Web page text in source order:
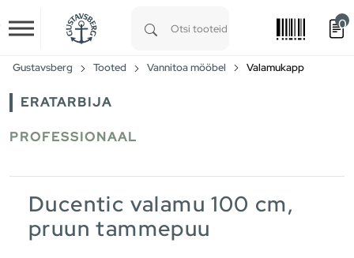
Skip to main content
0
Gustavsberg Tooted Vannitoa mööbel Valamukapp
ERATARBIJA
PROFESSIONAAL
Ducentic valamu 100 cm,
pruun tammepuu